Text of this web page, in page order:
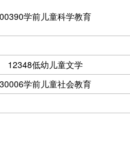
00390学前儿童科学教育
12348低幼儿童文学
30006学前儿童社会教育